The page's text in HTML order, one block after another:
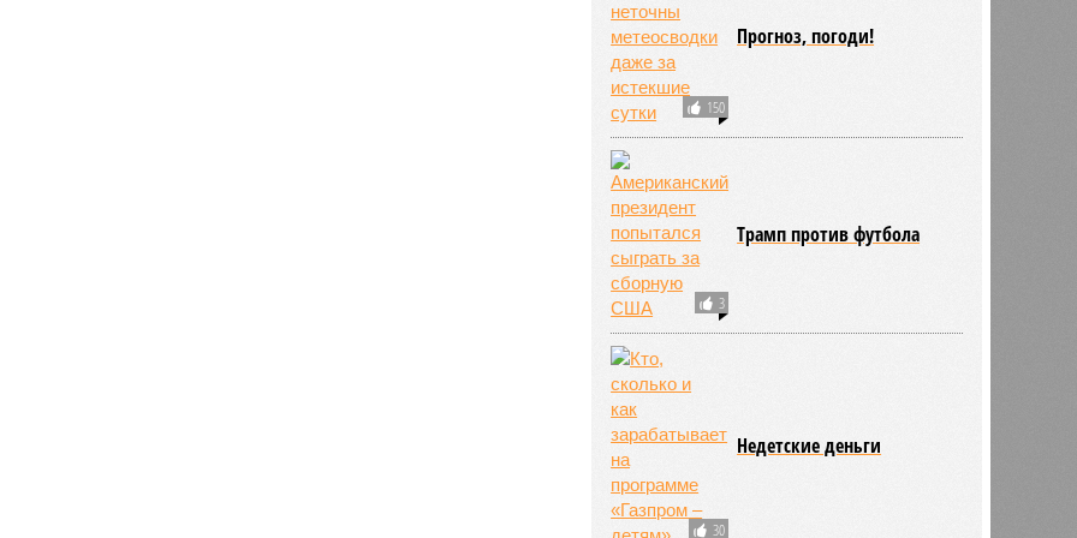
150
Прогноз, погоди!
3
Трамп против футбола
30
Недетские деньги